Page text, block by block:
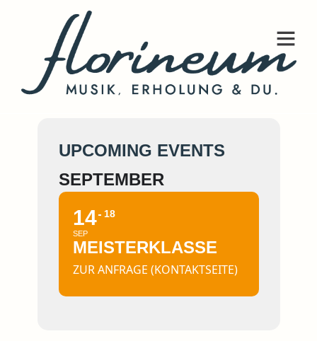
MEISTERKLASSE
UPCOMING EVENTS
SEPTEMBER
14
SEP
18
MEISTERKLASSE
ZUR ANFRAGE (KONTAKTSEITE)